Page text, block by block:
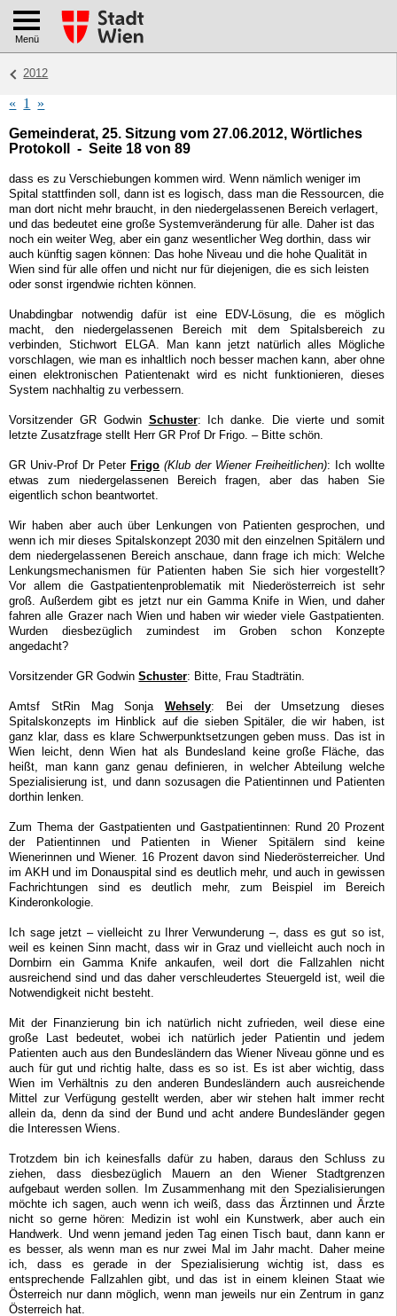
Menü
2012
« 1
»
Gemeinderat, 25. Sitzung vom 27.06.2012, Wörtliches
Protokoll - Seite 18 von 89
dass es zu Verschiebungen kommen wird. Wenn nämlich weniger im
Spital stattfinden soll, dann ist es logisch, dass man die Ressourcen, die
man dort nicht mehr braucht, in den niedergelassenen Bereich verlagert,
und das bedeutet eine große Systemveränderung für alle. Daher ist das
noch ein weiter Weg, aber ein ganz wesentlicher Weg dorthin, dass wir
auch künftig sagen können: Das hohe Niveau und die hohe Qualität in
Wien sind für alle offen und nicht nur für diejenigen, die es sich leisten
oder sonst irgendwie richten können.
Unabdingbar notwendig dafür ist eine EDV-Lösung, die es möglich
macht, den niedergelassenen Bereich mit dem Spitalsbereich zu
verbinden, Stichwort ELGA. Man kann jetzt natürlich alles Mögliche
vorschlagen, wie man es inhaltlich noch besser machen kann, aber ohne
einen elektronischen Patientenakt wird es nicht funktionieren, dieses
System nachhaltig zu verbessern.
Vorsitzender GR Godwin Schuster: Ich danke. Die vierte und somit
letzte Zusatzfrage stellt Herr GR Prof Dr Frigo. – Bitte schön.
GR Univ-Prof Dr Peter Frigo (Klub der Wiener Freiheitlichen): Ich wollte
etwas zum niedergelassenen Bereich fragen, aber das haben Sie
eigentlich schon beantwortet.
Wir haben aber auch über Lenkungen von Patienten gesprochen, und
wenn ich mir dieses Spitalskonzept 2030 mit den einzelnen Spitälern und
dem niedergelassenen Bereich anschaue, dann frage ich mich: Welche
Lenkungsmechanismen für Patienten haben Sie sich hier vorgestellt?
Vor allem die Gastpatientenproblematik mit Niederösterreich ist sehr
groß. Außerdem gibt es jetzt nur ein Gamma Knife in Wien, und daher
fahren alle Grazer nach Wien und haben wir wieder viele Gastpatienten.
Wurden diesbezüglich zumindest im Groben schon Konzepte
angedacht?
Vorsitzender GR GodwinSchuster: Bitte, Frau Stadträtin.
Amtsf StRin Mag SonjaWehsely: Bei der Umsetzung dieses
Spitalskonzepts im Hinblick auf die sieben Spitäler, die wir haben, ist
ganz klar, dass es klare Schwerpunktsetzungen geben muss. Das ist in
Wien leicht, denn Wien hat als Bundesland keine große Fläche, das
heißt, man kann ganz genau definieren, in welcher Abteilung welche
Spezialisierung ist, und dann sozusagen die Patientinnen und Patienten
dorthin lenken.
Zum Thema der Gastpatienten und Gastpatientinnen: Rund 20 Prozent
der Patientinnen und Patienten in Wiener Spitälern sind keine
Wienerinnen und Wiener. 16 Prozent davon sind Niederösterreicher. Und
im AKH und im Donauspital sind es deutlich mehr, und auch in gewissen
Fachrichtungen sind es deutlich mehr, zum Beispiel im Bereich
Kinderonkologie.
Ich sage jetzt – vielleicht zu Ihrer Verwunderung –, dass es gut so ist,
weil es keinen Sinn macht, dass wir in Graz und vielleicht auch noch in
Dornbirn ein Gamma Knife ankaufen, weil dort die Fallzahlen nicht
ausreichend sind und das daher verschleudertes Steuergeld ist, weil die
Notwendigkeit nicht besteht.
Mit der Finanzierung bin ich natürlich nicht zufrieden, weil diese eine
große Last bedeutet, wobei ich natürlich jeder Patientin und jedem
Patienten auch aus den Bundesländern das Wiener Niveau gönne und es
auch für gut und richtig halte, dass es so ist. Es ist aber wichtig, dass
Wien im Verhältnis zu den anderen Bundesländern auch ausreichende
Mittel zur Verfügung gestellt werden, aber wir stehen halt immer recht
allein da, denn da sind der Bund und acht andere Bundesländer gegen
die Interessen Wiens.
Trotzdem bin ich keinesfalls dafür zu haben, daraus den Schluss zu
ziehen, dass diesbezüglich Mauern an den Wiener Stadtgrenzen
aufgebaut werden sollen. Im Zusammenhang mit den Spezialisierungen
möchte ich sagen, auch wenn ich weiß, dass das Ärztinnen und Ärzte
nicht so gerne hören: Medizin ist wohl ein Kunstwerk, aber auch ein
Handwerk. Und wenn jemand jeden Tag einen Tisch baut, dann kann er
es besser, als wenn man es nur zwei Mal im Jahr macht. Daher meine
ich, dass es gerade in der Spezialisierung wichtig ist, dass es
entsprechende Fallzahlen gibt, und das ist in einem kleinen Staat wie
Österreich nur dann möglich, wenn man jeweils nur ein Zentrum in ganz
Österreich hat.